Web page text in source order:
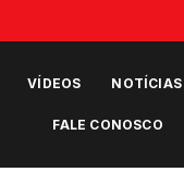
VÍDEOS NOTÍCIAS
FALE CONOSCO